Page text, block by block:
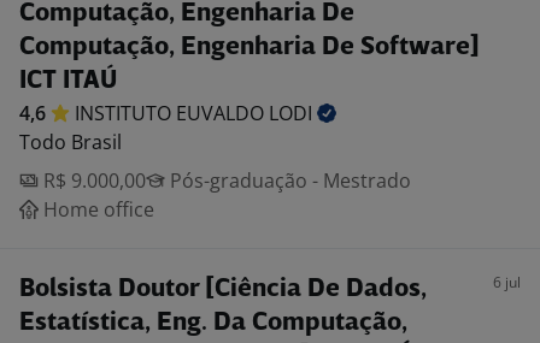
Computação, Engenharia De
Computação, Engenharia De Software]
ICT ITAÚ
4,6 INSTITUTO EUVALDO LODI
Todo Brasil
R$ 9.000,00
Pós-graduação - Mestrado
Home office
Bolsista Doutor [Ciência De Dados,
Estatística, Eng. Da Computação,
6 jul